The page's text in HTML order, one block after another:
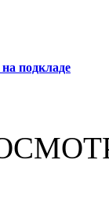
подкладе